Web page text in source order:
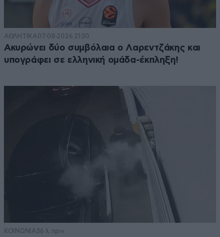
ΑΘΛΗΤΙΚΑ07·08·2026 21:30
Ακυρώνει δύο συμβόλαια ο Λαρεντζάκης και
υπογράφει σε ελληνική ομάδα-έκπληξη!
ΚΟΙΝΩΝΙΑ36 λ. πριν